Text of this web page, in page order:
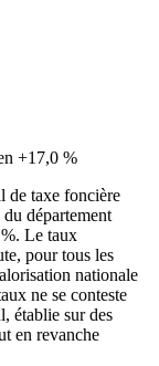
+17,0 %
de taxe foncière
département
Le taux
pour tous les
nationale
ne se conteste
établie sur des
en revanche